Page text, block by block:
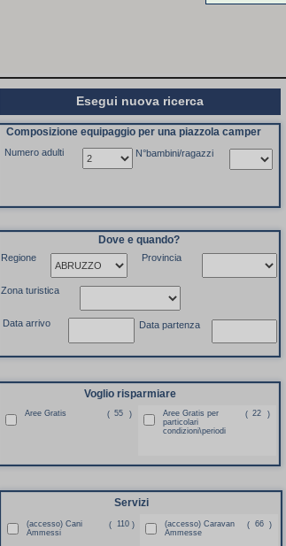
Esegui nuova ricerca
Composizione equipaggio per una piazzola camper
Numero adulti N°bambini/ragazzi
Regione Provincia
Zona turistica
Data partenza
Data arrivo
Dove e quando?
Voglio risparmiare
( 55 )
Aree Gratis ( 22 )
Aree Gratis per
particolari
condizioni\periodi
Servizi
(accesso) Cani
Ammessi
( 110 )
(accesso) Caravan
Ammesse
( 66 )